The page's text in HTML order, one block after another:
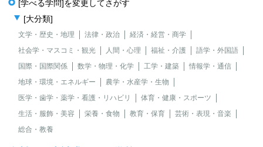
[学べる学問]を変更してさがす
[大分類]
文学・歴史・地理 法律・政治
経済・経営・商学
社会学・マスコミ・観光
人間・心理 福祉・介護
語学・外国語
国際・国際関係
数学・物理・化学 工学・建築
情報学・通信
地球・環境・エネルギー
農学・水産学・生物
医学・歯学・薬学・看護・リハビリ
体育・健康・スポーツ
生活・服飾・美容
栄養・食物 教育・保育
芸術・表現・音楽
総合・教養